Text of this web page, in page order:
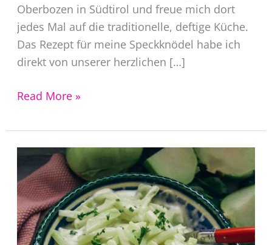
Oberbozen in Südtirol und freue mich dort
jedes Mal auf die traditionelle, deftige Küche.
Das Rezept für meine Speckknödel habe ich
direkt von unserer herzlichen […]
Tiroler
Rezept
Read More »